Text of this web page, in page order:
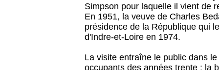
Simpson pour laquelle il vient de
En 1951, la veuve de Charles
présidence de la République qui
d'Indre-et-Loire en 1974.
La visite entraîne le public dans
occupants des années trente : la